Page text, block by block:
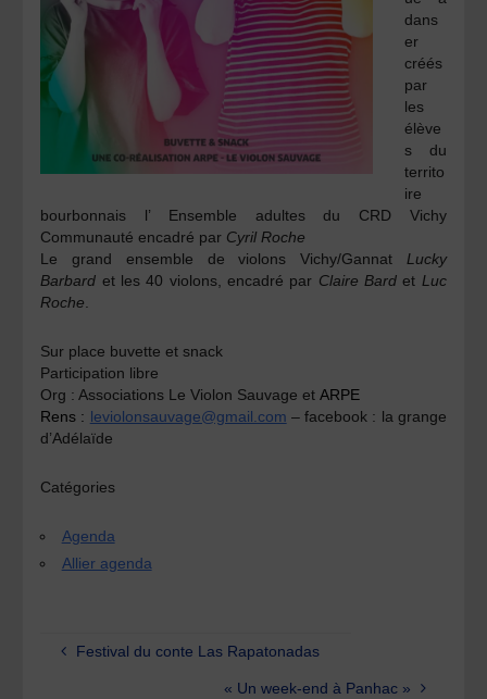
dans
er
créés
par
les
élève
s du
territo
ire
bourbonnais l’ Ensemble adultes du CRD Vichy
Communauté encadré par Cyril Roche
Le grand ensemble de violons Vichy/Gannat Lucky
Barbard et les 40 violons, encadré par Claire Bardet Luc
Roche
Sur place buvette et snack
Participation libre
Org : Associations Le Violon SauvageetARPE
Rens : leviolonsauvage@gmail.com – facebook : la grange
d’Adélaïde
Catégories
Agenda
Allier agenda
Festival du conte Las Rapatonadas
« Un week-end à Panhac »